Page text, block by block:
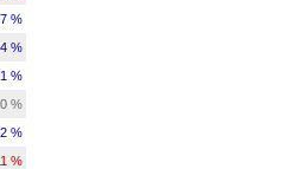
%
%
%
%
%
%